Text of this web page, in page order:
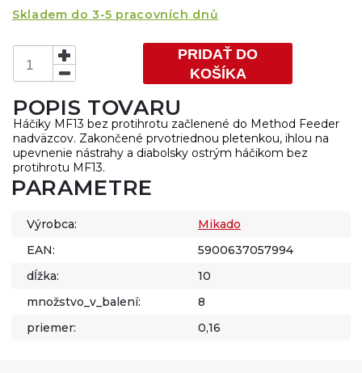
Skladem do 3-5 pracovních dnů
PRIDAŤ DO
KOŠÍKA
POPIS TOVARU
Háčiky MF13 bez protihrotu začlenené do Method Feeder
nadväzcov. Zakončené prvotriednou pletenkou, ihlou na
upevnenie nástrahy a diabolsky ostrým háčikom bez
protihrotu MF13.
PARAMETRE
Výrobca:
Mikado
EAN:
5900637057994
dĺžka:
10
množstvo_v_balení:
8
priemer:
0,16